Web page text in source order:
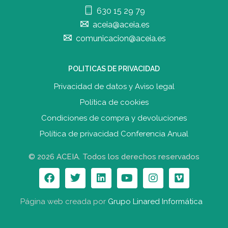
630 15 29 79
aceia@aceia.es
comunicacion@aceia.es
POLITICAS DE PRIVACIDAD
Privacidad de datos y Aviso legal
Política de cookies
Condiciones de compra y devoluciones
Política de privacidad Conferencia Anual
© 2026 ACEIA. Todos los derechos reservados
Página web creada por Grupo Linared Informática